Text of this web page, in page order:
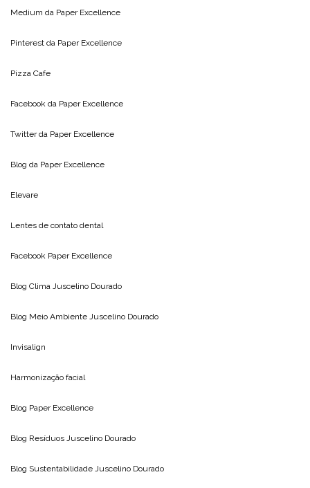
Medium da Paper Excellence
Pinterest da Paper Excellence
Pizza Cafe
Facebook da Paper Excellence
Twitter da Paper Excellence
Blog da Paper Excellence
Elevare
Lentes de contato dental
Facebook Paper Excellence
Blog Clima Juscelino Dourado
Blog Meio Ambiente Juscelino Dourado
Invisalign
Harmonização facial
Blog Paper Excellence
Blog Resíduos Juscelino Dourado
Blog Sustentabilidade Juscelino Dourado